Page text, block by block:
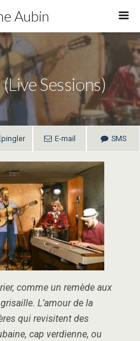
Aubin
Sessions)
E-mail SMS
comme un remède aux
L’amour de la
qui revisitent des
cap verdienne, ou